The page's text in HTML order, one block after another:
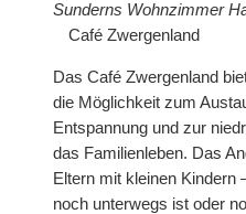
Sunderns Wohnzimmer
Café Zwergenland
Das Café Zwergenland
die Möglichkeit zum
Entspannung und zur
das Familienleben. Das
Eltern mit kleinen Kindern
noch unterwegs ist oder